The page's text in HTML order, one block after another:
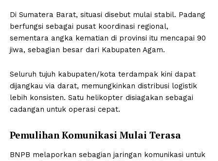
Di Sumatera Barat, situasi disebut mulai stabil. Padang
berfungsi sebagai pusat koordinasi regional,
sementara angka kematian di provinsi itu mencapai 90
jiwa, sebagian besar dari Kabupaten Agam.
Seluruh tujuh kabupaten/kota terdampak kini dapat
dijangkau via darat, memungkinkan distribusi logistik
lebih konsisten. Satu helikopter disiagakan sebagai
cadangan untuk operasi cepat.
Pemulihan Komunikasi Mulai Terasa
BNPB melaporkan sebagian jaringan komunikasi untuk